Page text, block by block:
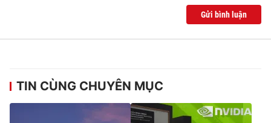
Gửi bình luận
TIN CÙNG CHUYÊN MỤC